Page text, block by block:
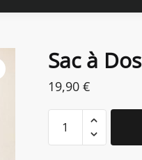
Sac à
19,90 €
quantité